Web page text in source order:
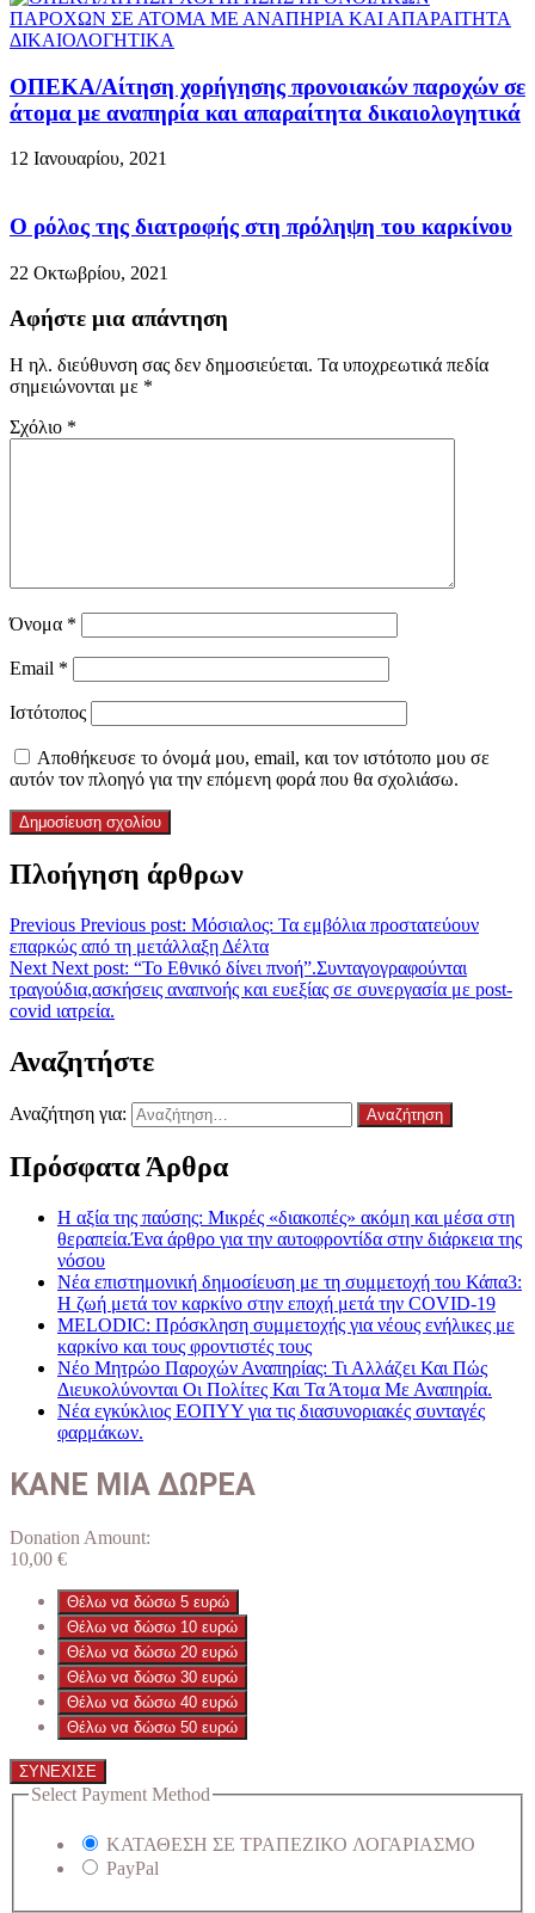
ΟΠΕΚΑ/Αίτηση χορήγησης προνοιακών παροχών σε
άτομα με αναπηρία και απαραίτητα δικαιολογητικά
12 Ιανουαρίου, 2021
Ο ρόλος της διατροφής στη πρόληψη του καρκίνου
22 Οκτωβρίου, 2021
Αφήστε μια απάντηση
Η ηλ. διεύθυνση σας δεν δημοσιεύεται. Τα υποχρεωτικά πεδία
σημειώνονται με *
Σχόλιο *
Όνομα *
Email *
Ιστότοπος
Αποθήκευσε το όνομά μου, email, και τον ιστότοπο μου σε
αυτόν τον πλοηγό για την επόμενη φορά που θα σχολιάσω.
Πλοήγηση άρθρων
Previous Previous post: Μόσιαλος: Τα εμβόλια προστατεύουν
επαρκώς από τη μετάλλαξη Δέλτα
Next Next post: “Το Εθνικό δίνει πνοή”.Συνταγογραφούνται
τραγούδια,ασκήσεις αναπνοής και ευεξίας σε συνεργασία με post-
covid ιατρεία.
Αναζητήστε
Αναζήτηση για:
Πρόσφατα Άρθρα
Η αξία της παύσης: Μικρές «διακοπές» ακόμη και μέσα στη
θεραπεία.Ένα άρθρο για την αυτοφροντίδα στην διάρκεια της
νόσου
Νέα επιστημονική δημοσίευση με τη συμμετοχή του Κάπα3:
Η ζωή μετά τον καρκίνο στην εποχή μετά την COVID-19
MELODIC: Πρόσκληση συμμετοχής για νέους ενήλικες με
καρκίνο και τους φροντιστές τους
Νέο Μητρώο Παροχών Αναπηρίας: Τι Αλλάζει Και Πώς
Διευκολύνονται Οι Πολίτες Και Τα Άτομα Με Αναπηρία.
Νέα εγκύκλιος ΕΟΠΥΥ για τις διασυνοριακές συνταγές
φαρμάκων.
ΚΑΝΕ ΜΙΑ ΔΩΡΕΑ
Donation Amount:
10,00 €
Θέλω να δώσω 5 ευρώ
Θέλω να δώσω 10 ευρώ
Θέλω να δώσω 20 ευρώ
Θέλω να δώσω 30 ευρώ
Θέλω να δώσω 40 ευρώ
Θέλω να δώσω 50 ευρώ
ΣΥΝΕΧΙΣΕ
Select Payment Method
ΚΑΤΑΘΕΣΗ ΣΕ ΤΡΑΠΕΖΙΚΟ ΛΟΓΑΡΙΑΣΜΟ
PayPal